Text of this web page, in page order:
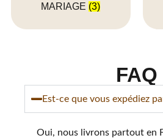
MARIAGE (3)
FAQ
Est-ce que vous expédiez
Oui, nous livrons partout en